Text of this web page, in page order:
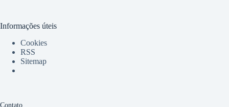
Informações úteis
Cookies
RSS
Sitemap
Contato